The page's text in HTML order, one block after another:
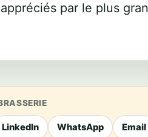
par le plus
LinkedIn WhatsApp Email